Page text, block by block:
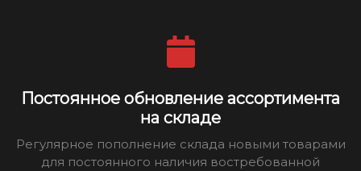
Постоянное обновление ассортимента
на складе
Регулярное пополнение склада новыми товарами
для постоянного наличия востребованной